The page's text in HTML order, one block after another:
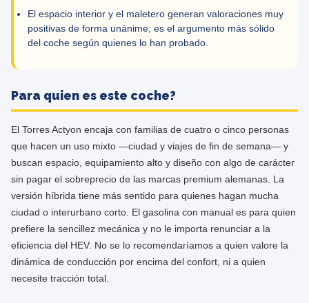
El espacio interior y el maletero generan valoraciones muy
positivas de forma unánime; es el argumento más sólido
del coche según quienes lo han probado.
Para quien es este coche?
El Torres Actyon encaja con familias de cuatro o cinco personas
que hacen un uso mixto —ciudad y viajes de fin de semana— y
buscan espacio, equipamiento alto y diseño con algo de carácter
sin pagar el sobreprecio de las marcas premium alemanas. La
versión híbrida tiene más sentido para quienes hagan mucha
ciudad o interurbano corto. El gasolina con manual es para quien
prefiere la sencillez mecánica y no le importa renunciar a la
eficiencia del HEV. No se lo recomendaríamos a quien valore la
dinámica de conducción por encima del confort, ni a quien
necesite tracción total.